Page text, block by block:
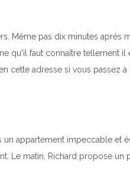
Même pas dix minutes
qu'il faut connaître tellement
adresse si vous passez
un appartement impeccable
Le matin, Richard propose